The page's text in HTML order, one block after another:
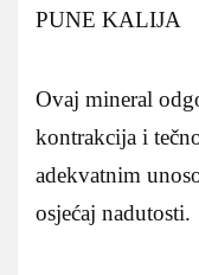
PUNE KALIJA
Ovaj mineral
kontrakcija i
adekvatnim
osjećaj nadutosti.